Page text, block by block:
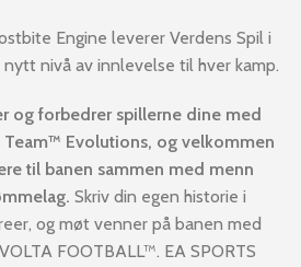
Engine leverer Verdens Spil i
nivå av innlevelse til hver kamp.
og forbedrer spillerne dine med
Evolutions, og velkommen
til banen sammen med menn
Skriv din egen historie i
og møt venner på banen med
FOOTBALL™. EA SPORTS